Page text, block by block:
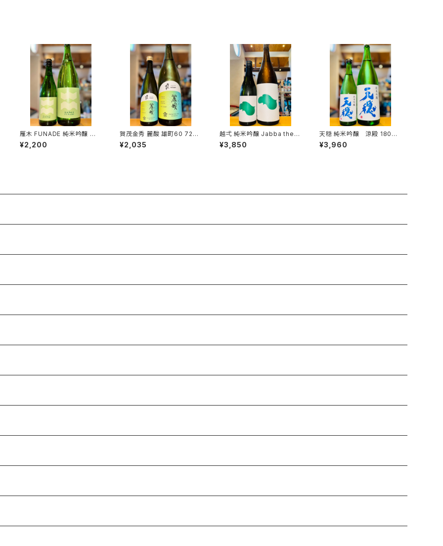
雁木 FUNADE 純米吟醸 無
濾過生原酒 720ml１本（八百
新酒造・山口県岩国市今津
¥2,200
賀茂金秀 麗酸 雄町60 720
ml１本（金光酒造・広島県東
広島市黒瀬町）
¥2,035
越弌 純米吟醸 Jabba the H
1800ml１本（株式会社越
後鶴亀・新潟県新潟市西蒲区
¥3,850
天穏 純米吟醸 涼殿 1800
ml１本（板倉酒造・島根県出
雲市塩冶町）
¥3,960